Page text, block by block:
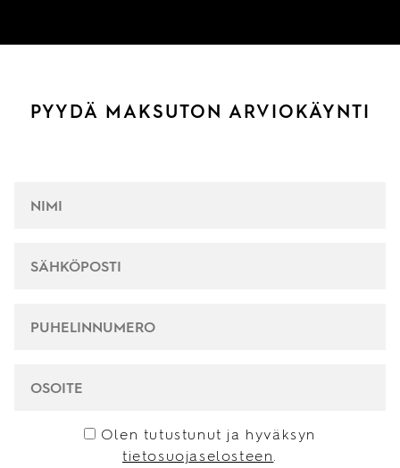
PYYDÄ MAKSUTON ARVIOKÄYNTI
CONSENT *
Olen tutustunut ja hyväksyn
tietosuojaselosteen.